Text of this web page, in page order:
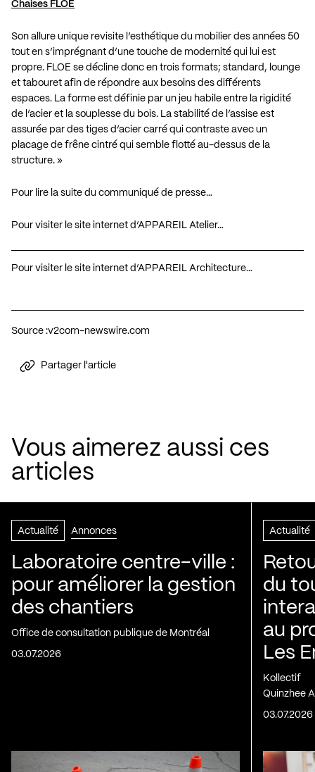
Chaises FLOE
Son allure unique revisite l’esthétique du mobilier des années 50
tout en s’imprégnant d’une touche de modernité qui lui est
propre. FLOE se décline donc en trois formats; standard, lounge
et tabouret afin de répondre aux besoins des différents
espaces. La forme est définie par un jeu habile entre la rigidité
de l’acier et la souplesse du bois. La stabilité de l’assise est
assurée par des tiges d’acier carré qui contraste avec un
placage de frêne cintré qui semble flotté au-dessus de la
structure. »
Pour lire la suite du communiqué de presse…
Pour visiter le site internet d’APPAREIL Atelier…
Pour visiter le site internet d’APPAREIL Architecture…
Source :v2com-newswire.com
Partager l'article
Vous aimerez aussi ces
articles
Actualité Annonces
Laboratoire centre-ville :
pour améliorer la gestion
des chantiers
Office de consultation publique de Montréal
03.07.2026
Actualité
du
au
Les
Kollectif
Quinzhee
03.07.2026